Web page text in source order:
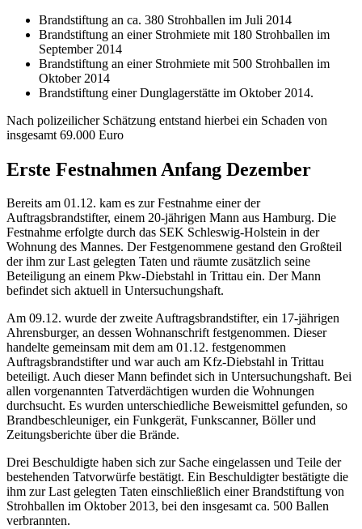
Brandstiftung an ca. 380 Strohballen im Juli 2014
Brandstiftung an einer Strohmiete mit 180 Strohballen im
September 2014
Brandstiftung an einer Strohmiete mit 500 Strohballen im
Oktober 2014
Brandstiftung einer Dunglagerstätte im Oktober 2014.
Nach polizeilicher Schätzung entstand hierbei ein Schaden von
insgesamt 69.000 Euro
Erste Festnahmen Anfang Dezember
Bereits am 01.12. kam es zur Festnahme einer der
Auftragsbrandstifter, einem 20-jährigen Mann aus Hamburg. Die
Festnahme erfolgte durch das SEK Schleswig-Holstein in der
Wohnung des Mannes. Der Festgenommene gestand den Großteil
der ihm zur Last gelegten Taten und räumte zusätzlich seine
Beteiligung an einem Pkw-Diebstahl in Trittau ein. Der Mann
befindet sich aktuell in Untersuchungshaft.
Am 09.12. wurde der zweite Auftragsbrandstifter, ein 17-jährigen
Ahrensburger, an dessen Wohnanschrift festgenommen. Dieser
handelte gemeinsam mit dem am 01.12. festgenommen
Auftragsbrandstifter und war auch am Kfz-Diebstahl in Trittau
beteiligt. Auch dieser Mann befindet sich in Untersuchungshaft. Bei
allen vorgenannten Tatverdächtigen wurden die Wohnungen
durchsucht. Es wurden unterschiedliche Beweismittel gefunden, so
Brandbeschleuniger, ein Funkgerät, Funkscanner, Böller und
Zeitungsberichte über die Brände.
Drei Beschuldigte haben sich zur Sache eingelassen und Teile der
bestehenden Tatvorwürfe bestätigt. Ein Beschuldigter bestätigte die
ihm zur Last gelegten Taten einschließlich einer Brandstiftung von
Strohballen im Oktober 2013, bei den insgesamt ca. 500 Ballen
verbrannten.